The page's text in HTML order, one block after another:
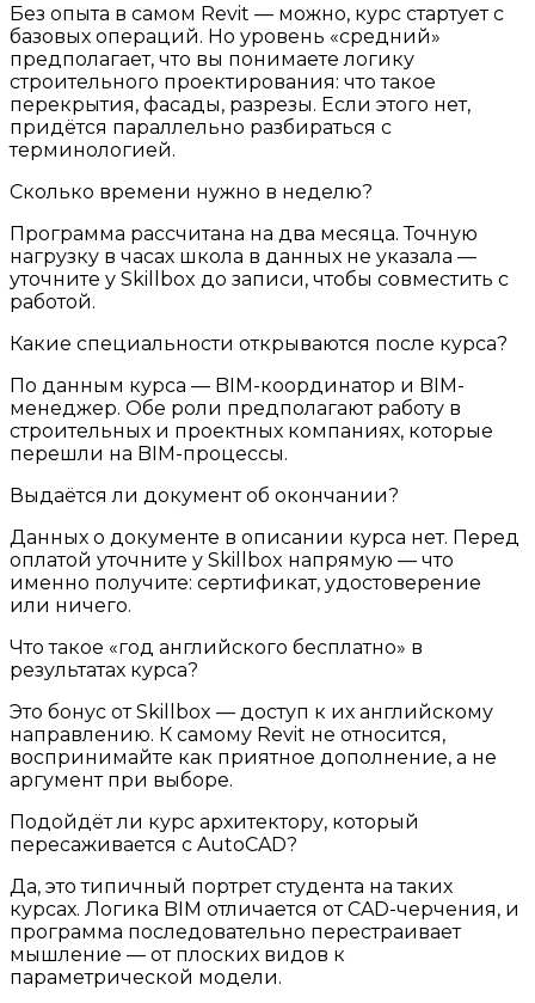
Без опыта в самом Revit — можно, курс стартует с
базовых операций. Но уровень «средний»
предполагает, что вы понимаете логику
строительного проектирования: что такое
перекрытия, фасады, разрезы. Если этого нет,
придётся параллельно разбираться с
терминологией.
Сколько времени нужно в неделю?
Программа рассчитана на два месяца. Точную
нагрузку в часах школа в данных не указала —
уточните у Skillbox до записи, чтобы совместить с
работой.
Какие специальности открываются после курса?
По данным курса — BIM-координатор и BIM-
менеджер. Обе роли предполагают работу в
строительных и проектных компаниях, которые
перешли на BIM-процессы.
Выдаётся ли документ об окончании?
Данных о документе в описании курса нет. Перед
оплатой уточните у Skillbox напрямую — что
именно получите: сертификат, удостоверение
или ничего.
Что такое «год английского бесплатно» в
результатах курса?
Это бонус от Skillbox — доступ к их английскому
направлению. К самому Revit не относится,
воспринимайте как приятное дополнение, а не
аргумент при выборе.
Подойдёт ли курс архитектору, который
пересаживается с AutoCAD?
Да, это типичный портрет студента на таких
курсах. Логика BIM отличается от CAD-черчения, и
программа последовательно перестраивает
мышление — от плоских видов к
параметрической модели.